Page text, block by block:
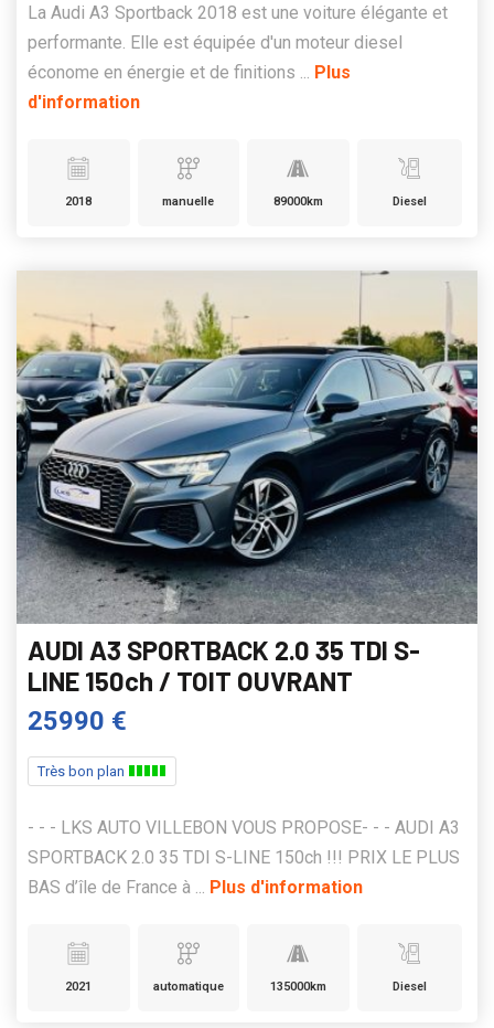
La Audi A3 Sportback 2018 est une voiture élégante et
performante. Elle est équipée d'un moteur diesel
économe en énergie et de finitions ... Plus
d'information
2018 manuelle 89000km Diesel
AUDI A3 SPORTBACK 2.0 35 TDI S-
LINE 150ch / TOIT OUVRANT
25990 €
Très bon plan
- - - LKS AUTO VILLEBON VOUS PROPOSE- - - AUDI A3
SPORTBACK 2.0 35 TDI S-LINE 150ch !!! PRIX LE PLUS
BAS d’île de France à ... Plus d'information
2021 automatique 135000km Diesel